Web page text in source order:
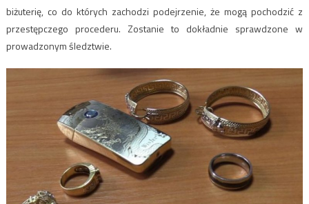
biżuterię, co do których zachodzi podejrzenie, że mogą pochodzić z
przestępczego procederu. Zostanie to dokładnie sprawdzone w
prowadzonym śledztwie.